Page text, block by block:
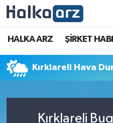
HALKA ARZ ŞİRKET
Kırklareli Hava
Kırklareli
HALKA ARZ
SERMAYE ARTIRIMI
TEMETTÜ